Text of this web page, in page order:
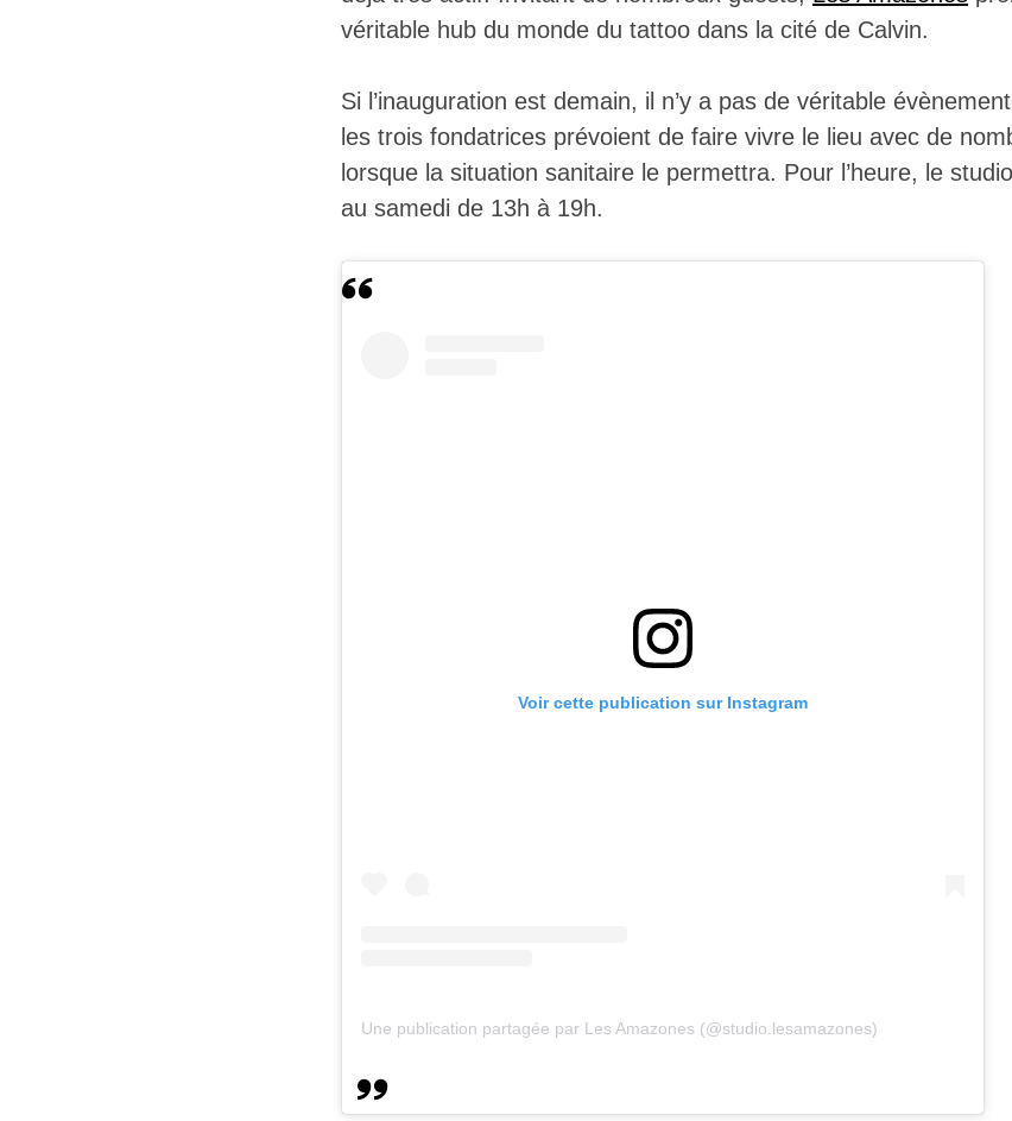
véritable hub du monde du tattoo dans la cité de Calvin.
Si l’inauguration est demain, il n’y a pas de véritable
les trois fondatrices prévoient de faire vivre le lieu avec de
lorsque la situation sanitaire le permettra. Pour l’heure, le
au samedi de 13h à 19h.
Voir cette publication sur Instagram
Une publication partagée par Les Amazones (@studio.lesamazones)